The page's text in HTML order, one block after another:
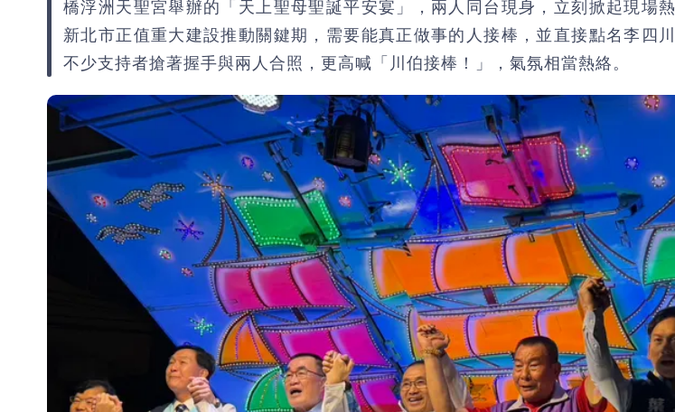
橋浮洲天聖宮舉辦的「天上聖母聖誕平安宴」，兩人同台現身，立刻掀起現場
新北市正值重大建設推動關鍵期，需要能真正做事的人接棒，並直接點名李四
不少支持者搶著握手與兩人合照，更高喊「川伯接棒！」，氣氛相當熱絡。